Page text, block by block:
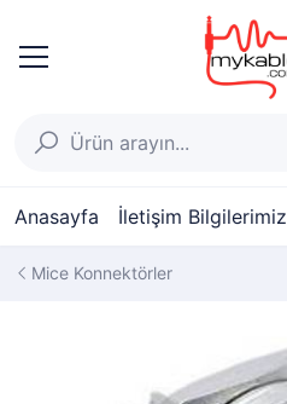
Anasayfa İletişim Bilgilerimiz
Mice Konnektörler